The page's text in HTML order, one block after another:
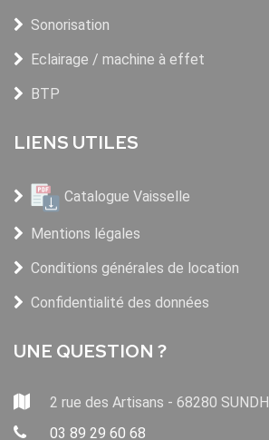
Sonorisation
Eclairage / machine à effet
BTP
LIENS UTILES
Catalogue Vaisselle
Mentions légales
Conditions générales de location
Confidentialité des données
UNE QUESTION ?
2 rue des Artisans - 68280
03 89 29 60 68